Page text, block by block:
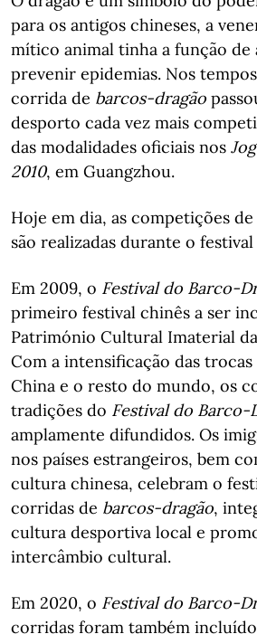
para os antigos chineses, a
mítico animal tinha a função de
prevenir epidemias. Nos
corrida de barcos-dragão
desporto cada vez mais
das modalidades oficiais nos
2010, em Guangzhou.
Hoje em dia, as competições de
são realizadas durante o
Em 2009, o Festival do Barco-
primeiro festival chinês a ser
Património Cultural Imaterial
Com a intensificação das
China e o resto do mundo, os
tradições do Festival do Barco-
amplamente difundidos. Os
nos países estrangeiros, bem
cultura chinesa, celebram o
corridas de barcos-dragão,
cultura desportiva local e
intercâmbio cultural.
Em 2020, o Festival do Barco-
corridas foram também